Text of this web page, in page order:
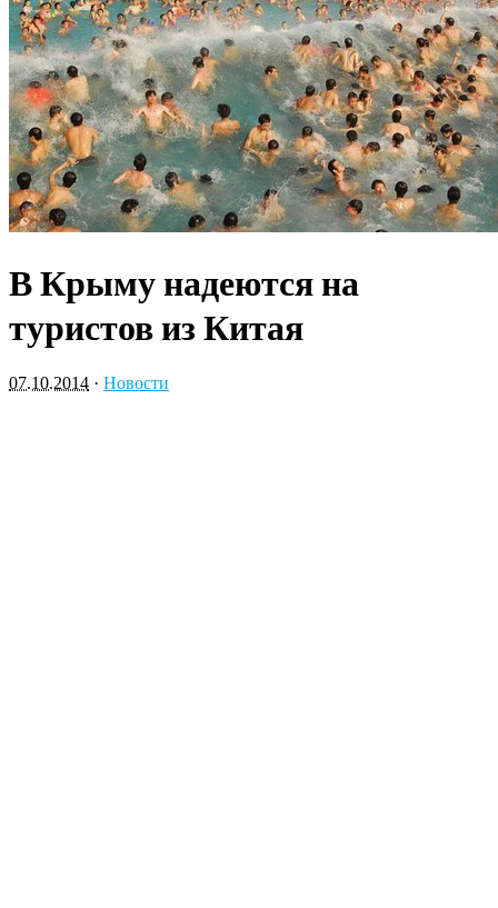
В Крыму надеются на
туристов из Китая
07.10.2014 · Новости